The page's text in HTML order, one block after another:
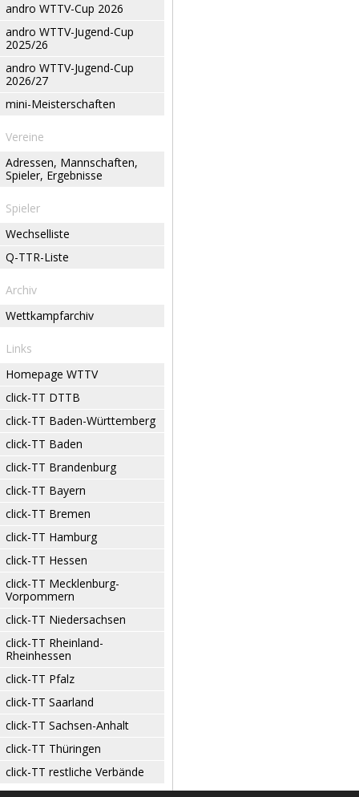
andro WTTV-Cup 2026
andro WTTV-Jugend-Cup
2025/26
andro WTTV-Jugend-Cup
2026/27
mini-Meisterschaften
Vereine
Adressen, Mannschaften,
Spieler, Ergebnisse
Spieler
Wechselliste
Q-TTR-Liste
Archiv
Wettkampfarchiv
Links
Homepage WTTV
click-TT DTTB
click-TT Baden-Württemberg
click-TT Baden
click-TT Brandenburg
click-TT Bayern
click-TT Bremen
click-TT Hamburg
click-TT Hessen
click-TT Mecklenburg-
Vorpommern
click-TT Niedersachsen
click-TT Rheinland-
Rheinhessen
click-TT Pfalz
click-TT Saarland
click-TT Sachsen-Anhalt
click-TT Thüringen
click-TT restliche Verbände